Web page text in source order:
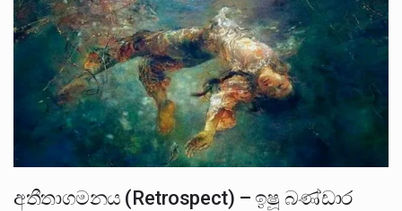
අතීතාගමනය (Retrospect) – ඉෂූ බණ්ඩාර